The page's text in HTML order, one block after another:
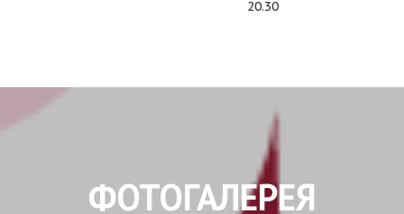
20.30
ФОТОГАЛЕРЕЯ